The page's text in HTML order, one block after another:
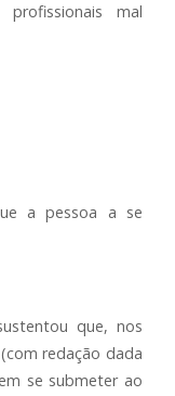
mal
a pessoa a se
que, nos
redação dada
se submeter ao